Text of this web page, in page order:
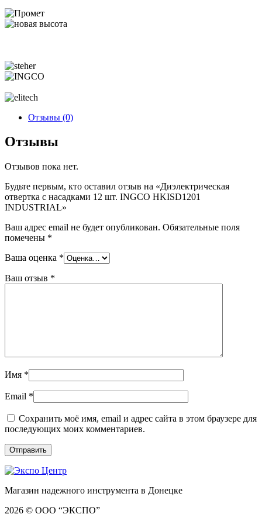
Отзывы (0)
Отзывы
Отзывов пока нет.
Будьте первым, кто оставил отзыв на «Диэлектрическая
отвертка с насадками 12 шт. INGCO HKISD1201
INDUSTRIAL»
Ваш адрес email не будет опубликован. Обязательные поля
помечены *
Ваша оценка *
Ваш отзыв *
Имя *
Email *
Сохранить моё имя, email и адрес сайта в этом браузере для
последующих моих комментариев.
Магазин надежного инструмента в Донецке
2026 © ООО “ЭКСПО”